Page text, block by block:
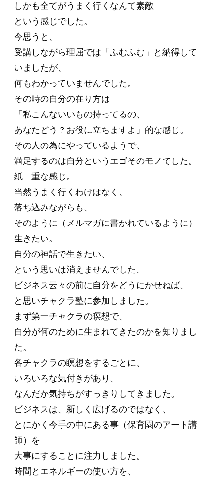
しかも全てがうまく行くなんて素敵
という感じでした。
今思うと、
受講しながら理屈では「ふむふむ」と納得して
いましたが、
何もわかっていませんでした。
その時の自分の在り方は
「私こんないいもの持ってるの、
あなたどう？お役に立ちますよ」的な感じ。
その人の為にやっているようで、
満足するのは自分というエゴそのモノでした。
紙一重な感じ。
当然うまく行くわけはなく、
落ち込みながらも、
そのように（メルマガに書かれているように）
生きたい。
自分の神話で生きたい、
という思いは消えませんでした。
ビジネス云々の前に自分をどうにかせねば、
と思いチャクラ塾に参加しました。
まず第一チャクラの瞑想で、
自分が何のために生まれてきたのかを知りまし
た。
各チャクラの瞑想をするごとに、
いろいろな気付きがあり、
なんだか気持ちがすっきりしてきました。
ビジネスは、新しく広げるのではなく、
とにかく今手の中にある事（保育園のアート講
師）を
大事にすることに注力しました。
時間とエネルギーの使い方を、